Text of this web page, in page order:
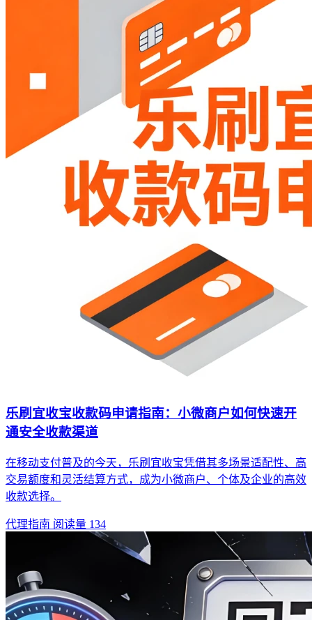
乐刷宜收宝收款码申请指南：小微商户如何快速开
通安全收款渠道
在移动支付普及的今天，乐刷宜收宝凭借其多场景适配性、高
交易额度和灵活结算方式，成为小微商户、个体及企业的高效
收款选择。
代理指南 阅读量 134